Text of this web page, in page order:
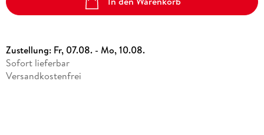
Zustellung: Fr, 07.08. - Mo, 10.08.
Sofort lieferbar
Versandkostenfrei